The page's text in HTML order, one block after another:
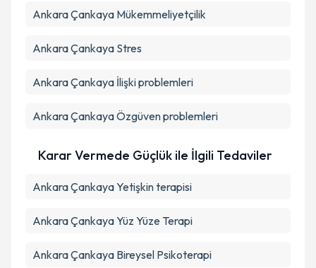
Ankara Çankaya Mükemmeliyetçilik
Ankara Çankaya Stres
Ankara Çankaya İlişki problemleri
Ankara Çankaya Özgüven problemleri
Karar Vermede Güçlük ile İlgili Tedaviler
Ankara Çankaya Yetişkin terapisi
Ankara Çankaya Yüz Yüze Terapi
Ankara Çankaya Bireysel Psikoterapi